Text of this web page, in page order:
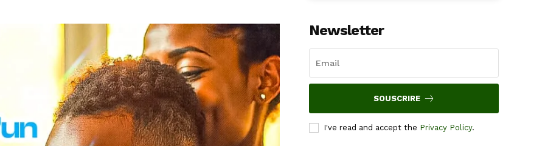
Newsletter
SOUSCRIRE
I've read and accept the Privacy Policy.